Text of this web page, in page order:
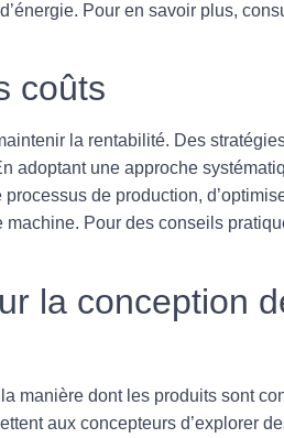
Pour en savoir plus,
coûts
la rentabilité. Des
adoptant une approche
de production,
machine. Pour des conseils
la conception
manière dont les produits sont
aux concepteurs d’explorer